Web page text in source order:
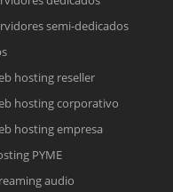
online.
línea. Complete el formulario
semi-dedicados
hosting reseller
hosting corporativo
hosting empresa
PYME
audio